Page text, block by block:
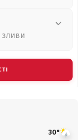
зливи
30°